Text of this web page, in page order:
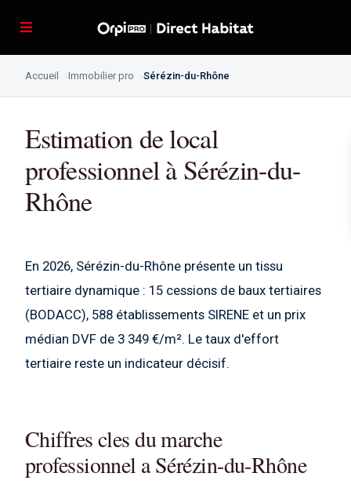
Accueil Immobilier pro Sérézin-du-Rhône
Estimation de local
professionnel à Sérézin-du-
Rhône
En 2026, Sérézin-du-Rhône présente un tissu
tertiaire dynamique : 15 cessions de baux tertiaires
(BODACC), 588 établissements SIRENE et un prix
médian DVF de 3 349 €/m². Le taux d'effort
tertiaire reste un indicateur décisif.
Chiffres cles du marche
professionnel a Sérézin-du-Rhône